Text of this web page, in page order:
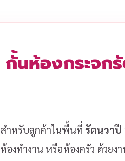
กั้นห้องกระจก
สำหรับลูกค้าในพื้นที่ รัตนวาปี
ห้องทำงาน หรือห้องครัว ด้วย